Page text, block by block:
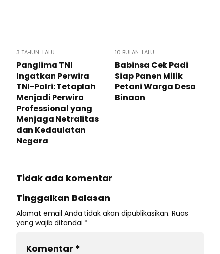
3 TAHUN LALU
Panglima TNI
Ingatkan Perwira
TNI-Polri: Tetaplah
Menjadi Perwira
Professional yang
Menjaga Netralitas
dan Kedaulatan
Negara
10 BULAN LALU
Babinsa Cek Padi
Siap Panen Milik
Petani Warga Desa
Binaan
Tidak ada komentar
Tinggalkan Balasan
Alamat email Anda tidak akan dipublikasikan. Ruas
yang wajib ditandai *
Komentar *